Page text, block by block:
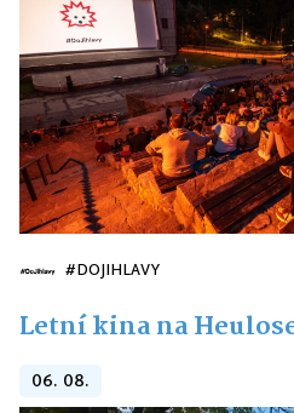
#DOJIHLAVY
Letní kina na
06. 08.